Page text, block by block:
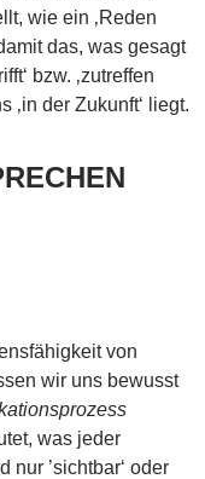
wie ein ‚Reden
das, was gesagt
bzw. ‚zutreffen
‚in der Zukunft‘ liegt.
von
wir uns bewusst
was jeder
nur ’sichtbar‘ oder